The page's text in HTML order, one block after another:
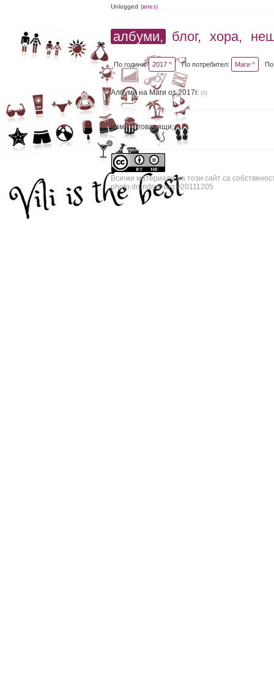
Unlogged (влез)
албуми, блог, хора,
По години: 2017 ^ По потребител: Маги ^
Албуми на Маги от 2017г. (0)
няма отговарящи;
Всички материали на този сайт са
photo.drundrun.org v20111205